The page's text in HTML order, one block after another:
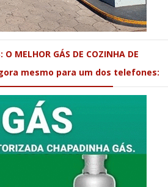
O MELHOR GÁS DE COZINHA DE
mesmo para um dos telefones: